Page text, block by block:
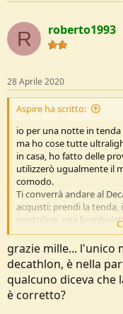
R roberto1993
28 Aprile 2020
Aspire ha scritto:
io per una notte in
ma ho cose tutte
in casa, ho fatto delle
utilizzerò ugualmente il
comodo.
Ti converrà andare al
acquisti: prendi la tenda,
pentolino, una
dentro ad uno zaino da
spazio ti rimane per il
È importante che
Di essenziale per una
sacco a pelo e l' acqua.
Tutto il resto non è
grazie mille... l'unico
decathlon, è nella
qualcuno diceva che
è corretto?